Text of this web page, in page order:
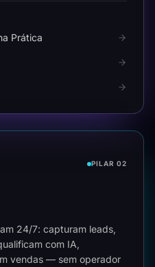
Prática
PILAR 02
24/7: capturam leads,
com IA,
vendas — sem operador